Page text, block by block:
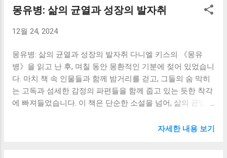
내면의 성장은 단순히 이야기의 재미를 넘어, 독자들에게 진
미래에 대한 불안감과 경쟁 속에서 살아가고 있습니다. 성적,
이대고, 때로는 타인과의 비교 속에서 괴로워하기도 합니다.
스크루지 영감의 ...
신의 어린 시절을 떠올리게 하며 깊은 공감을 불러일으켰습
기 위한 고뇌는, 대학 생활을 보내는 저에게도 낯설지 않은 감
과연 진정한 제 모습은 무엇인지, 어떤 삶을 살아야 하는지 고
민하고 있었습니다. 그리고 《데미안》은 그러한 고민에 대
한 해답을, 또는 적어도 그 고민을 풀어나갈 실마리를 제시해
주었습니다. 데미안은 싱클레어에게 단순한 친구 이상의 존
재였습니다. 그는 싱클레어의 내면에 잠재되어 있던 어둠과
습니다. 데미안을 통해 싱클레어는 세상의 이분법적인 사고
몽유병: 삶의 균열과 성장의 발자취
12월 24, 2024
몽유병: 삶의 균열과 성장의 발자취 다니엘 키스의 《몽유
병》을 읽고 난 후, 며칠 동안 몽환적인 기분에 젖어 있었습니
다. 마치 책 속 인물들과 함께 밤거리를 걷고, 그들의 숨 막히
는 고독과 섬세한 감정의 파편들을 함께 줍고 있는 듯한 착각
에 빠져들었습니다. 이 책은 단순한 소설을 넘어, 삶의 균열
보여주는 심오한 성찰의 여정이었습니다. 주인공인 루크의
자세한 내용 보기